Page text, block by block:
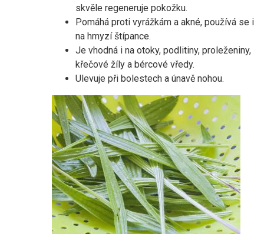
skvěle regeneruje pokožku.
Pomáhá proti vyrážkám a akné, používá se i
na hmyzí štípance.
Je vhodná i na otoky, podlitiny, proleženiny,
křečové žíly a bércové vředy.
Ulevuje při bolestech a únavě nohou.